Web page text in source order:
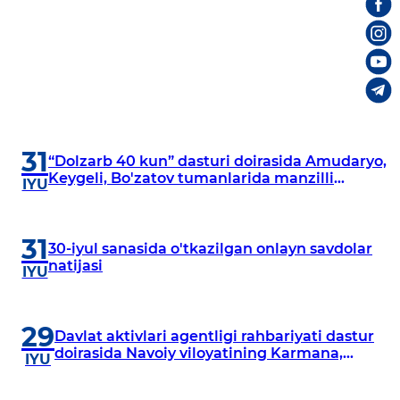
31
IYU
“Dolzarb 40 kun” dasturi doirasida Amudaryo,
Keygeli, Bo'zatov tumanlarida manzilli
31
IYU
30-iyul sanasida o'tkazilgan onlayn savdolar
natijasi
29
IYU
Davlat aktivlari agentligi rahbariyati dastur
doirasida Navoiy viloyatining Karmana,